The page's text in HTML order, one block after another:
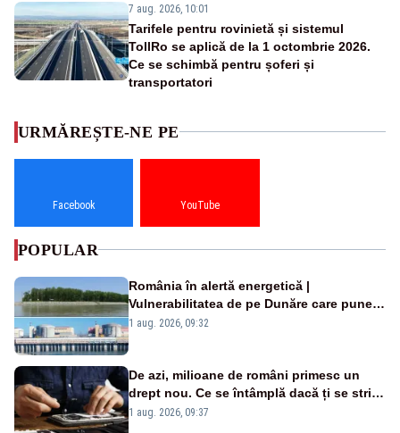
7 aug. 2026, 10:01
Tarifele pentru rovinietă și sistemul
TollRo se aplică de la 1 octombrie 2026.
Ce se schimbă pentru șoferi și
transportatori
URMĂREȘTE-NE PE
Facebook YouTube
POPULAR
România în alertă energetică |
Vulnerabilitatea de pe Dunăre care pune
în pericol Centrala Cernavodă era
1 aug. 2026, 09:32
De azi, milioane de români primesc un
drept nou. Ce se întâmplă dacă ți se strică
un produs
1 aug. 2026, 09:37